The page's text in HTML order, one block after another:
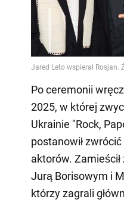
Po ceremonii
2025, w której
Ukrainie "Rock,
postanowił
aktorów.
Jurą Borisowym i
którzy zagrali